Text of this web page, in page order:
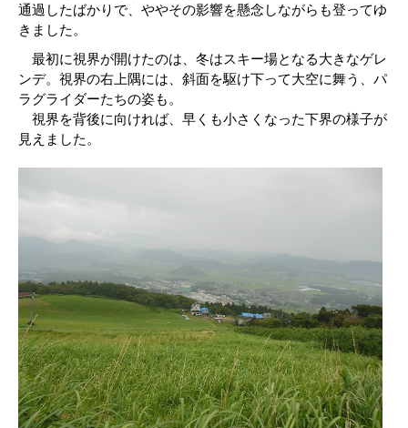
通過したばかりで、ややその影響を懸念しながらも登ってゆ
きました。
最初に視界が開けたのは、冬はスキー場となる大きなゲレ
ンデ。視界の右上隅には、斜面を駆け下って大空に舞う、パ
ラグライダーたちの姿も。
視界を背後に向ければ、早くも小さくなった下界の様子が
見えました。